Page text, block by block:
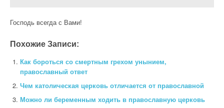
Господь всегда с Вами!
Похожие Записи:
Как бороться со смертным грехом унынием,
православный ответ
Чем католическая церковь отличается от православной
Можно ли беременным ходить в православную церковь